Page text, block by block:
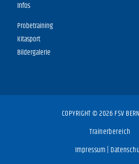
Infos
Probetraining
Kitasport
Bildergalerie
COPYRIGHT © 2026 FSV
Trainerbereich
Impressum